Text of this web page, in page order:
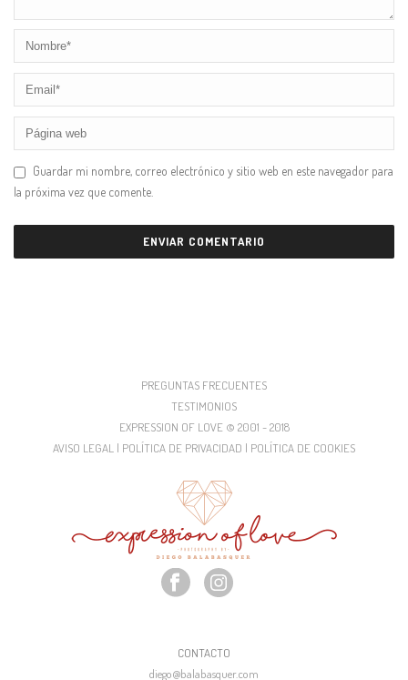
Guardar mi nombre, correo electrónico y sitio web en este navegador para
la próxima vez que comente.
PREGUNTAS FRECUENTES
TESTIMONIOS
EXPRESSION OF LOVE © 2001 - 2018
AVISO LEGAL | POLÍTICA DE PRIVACIDAD | POLÍTICA DE COOKIES
CONTACTO
diego@balabasquer.com